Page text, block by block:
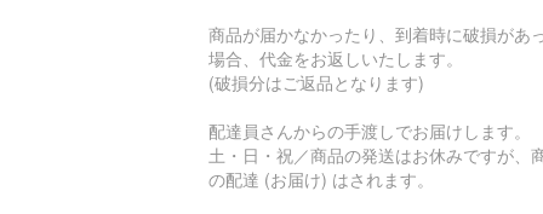
商品が届かなかったり、到着時に破損があ
場合、代金をお返しいたします。
(破損分はご返品となります)
配達員さんからの手渡しでお届けします。
土・日・祝／商品の発送はお休みですが、
の配達 (お届け) はされます。